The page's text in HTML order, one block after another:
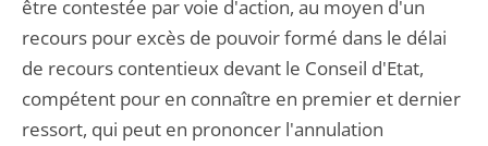
être contestée par voie d'action, au moyen d'un
recours pour excès de pouvoir formé dans le délai
de recours contentieux devant le Conseil d'Etat,
compétent pour en connaître en premier et dernier
ressort, qui peut en prononcer l'annulation